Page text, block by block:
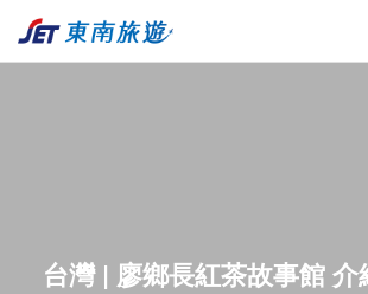
台灣 | 廖鄉長紅茶故事館